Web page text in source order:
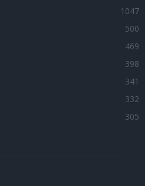
1047
500
469
398
341
332
305